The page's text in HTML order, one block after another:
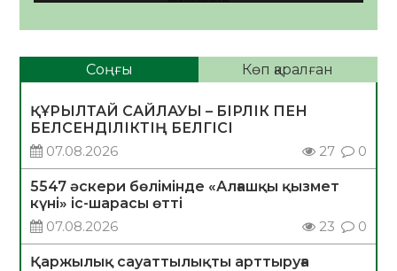
Соңғы Көп қаралған
ҚҰРЫЛТАЙ САЙЛАУЫ – БІРЛІК ПЕН
БЕЛСЕНДІЛІКТІҢ БЕЛГІСІ
07.08.2026
27 0
5547 әскери бөлімінде «Алғашқы қызмет
күні» іс-шарасы өтті
07.08.2026
23 0
Қаржылық сауаттылықты арттыруға